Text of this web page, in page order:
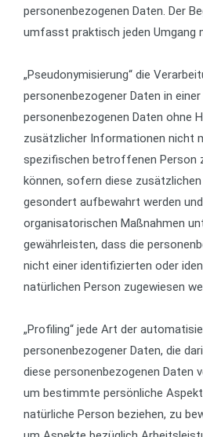
personenbezogenen Daten. Der
umfasst praktisch jeden Umgang
„Pseudonymisierung“ die
personenbezogener Daten in
personenbezogenen Daten ohne
zusätzlicher Informationen nicht
spezifischen betroffenen Person
können, sofern diese
gesondert aufbewahrt werden
organisatorischen Maßnahmen
gewährleisten, dass die
nicht einer identifizierten oder
natürlichen Person zugewiesen
„Profiling“ jede Art der
personenbezogener Daten, die
diese personenbezogenen Daten
um bestimmte persönliche
natürliche Person beziehen, zu